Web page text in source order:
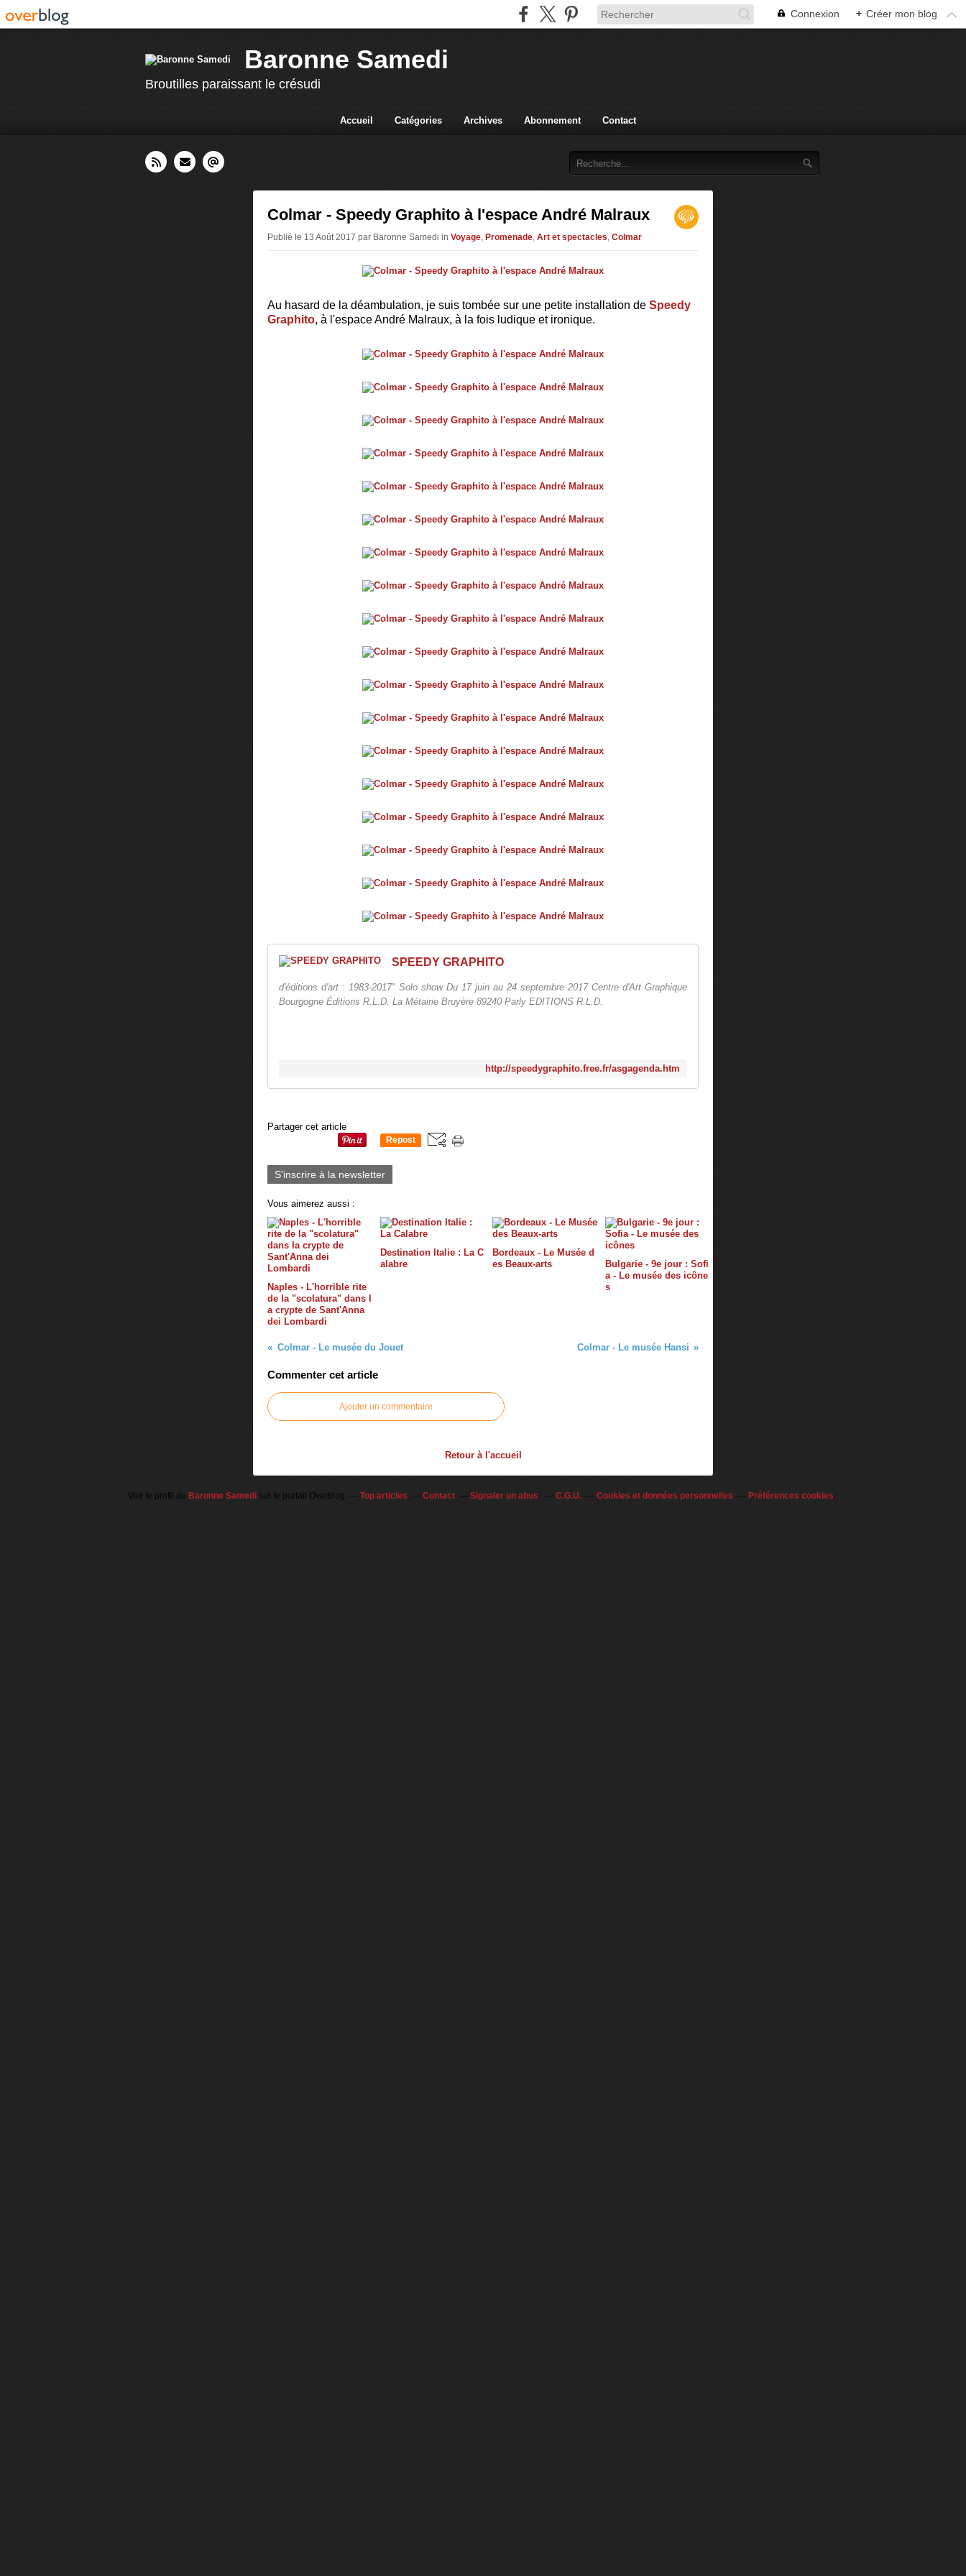
Connexion + Créer mon blog
Baronne Samedi
Broutilles paraissant le crésudi
Accueil Catégories Archives Abonnement Contact
Colmar - Speedy Graphito à l'espace André Malraux
Publié le 13 Août 2017 par Baronne Samedi in Voyage, Promenade, Art et spectacles, Colmar
Au hasard de la déambulation, je suis tombée sur une petite installation de Speedy
Graphito, à l'espace André Malraux, à la fois ludique et ironique.
SPEEDY GRAPHITO
d'éditions d'art : 1983-2017" Solo show Du 17 juin au 24 septembre 2017 Centre d'Art Graphique
Bourgogne Éditions R.L.D. La Métairie Bruyère 89240 Parly EDITIONS R.L.D.
http://speedygraphito.free.fr/asgagenda.htm
Partager cet article
Repost
S'inscrire à la newsletter
Vous aimerez aussi :
Naples - L'horrible rite
de la "scolatura" dans l
a crypte de Sant'Anna
dei Lombardi
Destination Italie : La C
alabre
Bordeaux - Le Musée d
es Beaux-arts
Bulgarie - 9e jour : Sofi
a - Le musée des icône
s
Colmar - Le musée du Jouet Colmar - Le musée Hansi
Commenter cet article
Ajouter un commentaire
Retour à l'accueil
Voir le profil de Baronne Samedi sur le portail Overblog Top articles Contact Signaler un abus C.G.U. Cookies et données personnelles Préférences cookies